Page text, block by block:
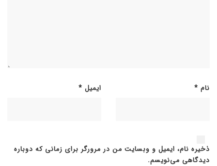
نام * ایمیل *
ذخیره نام، ایمیل و وبسایت من در مرورگر برای زمانی که دوباره
دیدگاهی می‌نویسم.